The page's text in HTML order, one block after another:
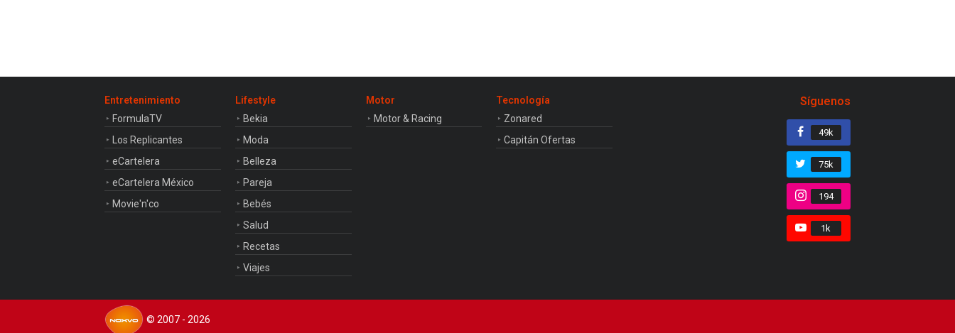
Entretenimiento
FormulaTV
Los Replicantes
eCartelera
eCartelera México
Movie'n'co
Lifestyle
Bekia
Moda
Belleza
Pareja
Bebés
Salud
Recetas
Viajes
Motor
Motor & Racing
Tecnología
Zonared
Capitán Ofertas
Síguenos
49k
75k
194
1k
© 2007 - 2026